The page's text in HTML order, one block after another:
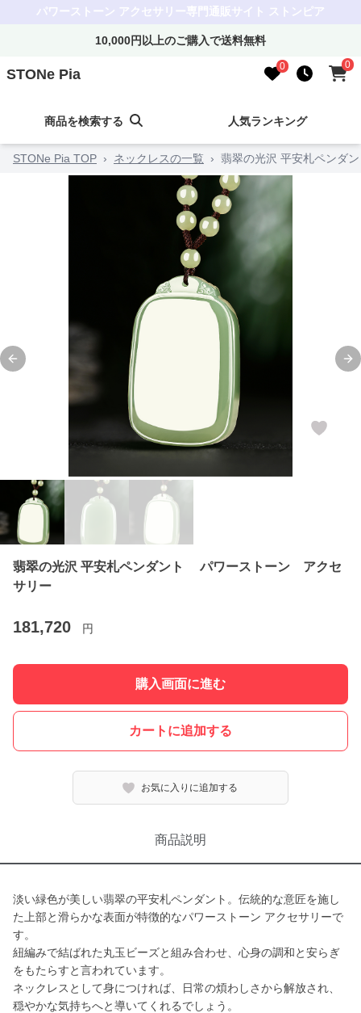
パワーストーン アクセサリー専門通販サイト ストンピア
10,000円以上のご購入で送料無料
STONe Pia 0 0
商品を検索する 人気ランキング
STONe Pia TOP › ネックレスの一覧 › 翡翠の光沢 平安札ペン
Previous slide
翡翠の光沢 平安札ペンダント パワーストーン アクセ
サリー
181,720 円
購入画面に進む
カートに追加する
お気に入りに追加する
商品説明
淡い緑色が美しい翡翠の平安札ペンダント。伝統的な意匠を施し
た上部と滑らかな表面が特徴的なパワーストーン アクセサリーで
す。
紐編みで結ばれた丸玉ビーズと組み合わせ、心身の調和と安らぎ
をもたらすと言われています。
ネックレスとして身につければ、日常の煩わしさから解放され、
穏やかな気持ちへと導いてくれるでしょう。